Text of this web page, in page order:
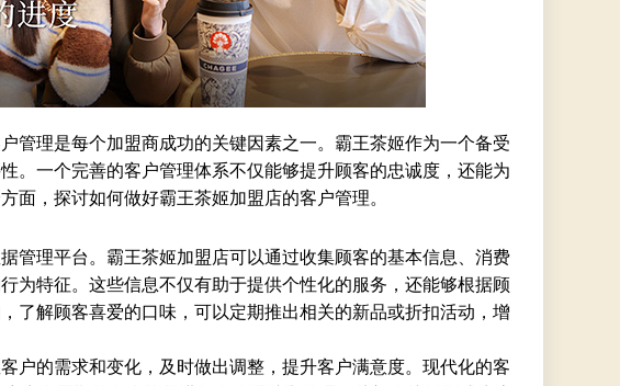
管理是每个加盟商成功的关键因素之一。霸王茶姬作为一个备受
。一个完善的客户管理体系不仅能够提升顾客的忠诚度，还能为
面，探讨如何做好霸王茶姬加盟店的客户管理。
管理平台。霸王茶姬加盟店可以通过收集顾客的基本信息、消费
为特征。这些信息不仅有助于提供个性化的服务，还能够根据顾
了解顾客喜爱的口味，可以定期推出相关的新品或折扣活动，增
户的需求和变化，及时做出调整，提升客户满意度。现代化的客